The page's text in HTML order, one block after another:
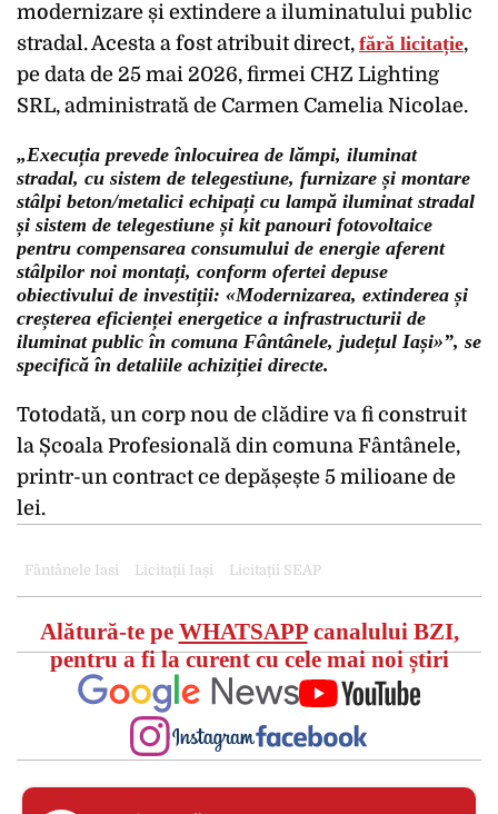
modernizare și extindere a iluminatului public
stradal. Acesta a fost atribuit direct, fără licitație,
pe data de 25 mai 2026, firmei CHZ Lighting
SRL, administrată de Carmen Camelia Nicolae.
„Execuția prevede înlocuirea de lămpi, iluminat
stradal, cu sistem de telegestiune, furnizare și montare
stâlpi beton/metalici echipați cu lampă iluminat stradal
și sistem de telegestiune și kit panouri fotovoltaice
pentru compensarea consumului de energie aferent
stâlpilor noi montați, conform ofertei depuse
obiectivului de investiții: «Modernizarea, extinderea și
creșterea eficienței energetice a infrastructurii de
iluminat public în comuna Fântânele, județul Iași»”, se
specifică în detaliile achiziției directe.
Totodată, un corp nou de clădire va fi construit
la Școala Profesională din comuna Fântânele,
printr-un contract ce depășește 5 milioane de
lei.
Fântânele Iasi Licitații Iași Licitații SEAP
Alătură-te pe WHATSAPPcanalului BZI,
pentru a fi la curent cu cele mai noi știri